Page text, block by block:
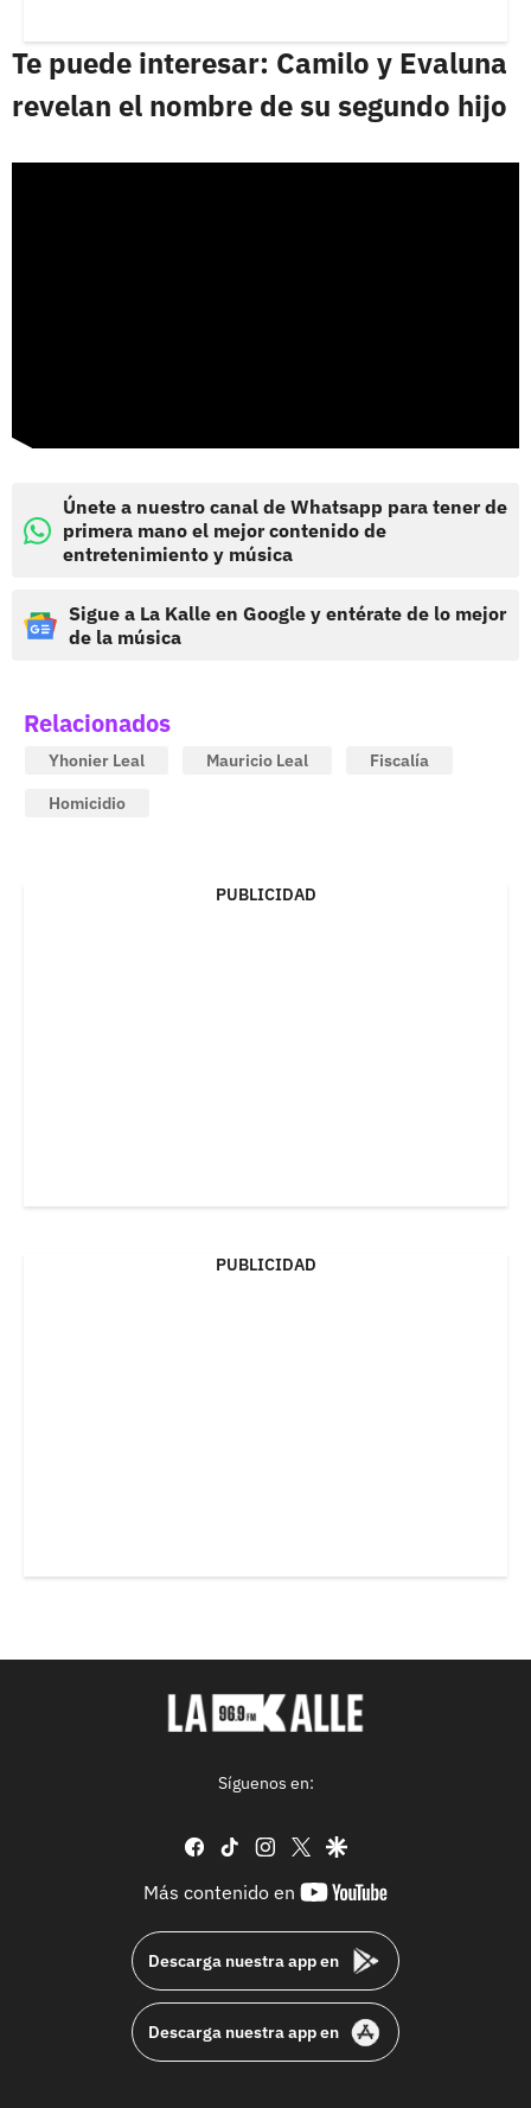
Te puede interesar: Camilo y Evaluna
revelan el nombre de su segundo hijo
Únete a nuestro canal de Whatsapp para tener de
primera mano el mejor contenido de
entretenimiento y música
Sigue a La Kalle en Google y entérate de lo mejor
de la música
Relacionados
Yhonier Leal Mauricio Leal
Fiscalía
Homicidio
PUBLICIDAD
PUBLICIDAD
Síguenos en:
facebook
tiktok instagram
twittergoogle
Más contenido en
youtube-
Descarga nuestra app en
Descarga nuestra app en